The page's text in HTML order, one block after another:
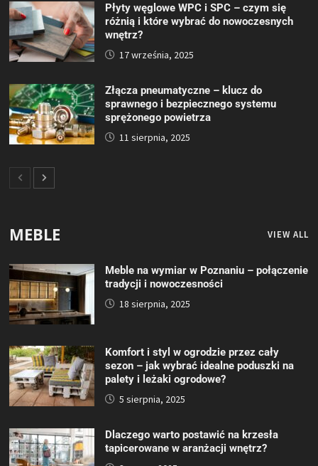
Płyty węglowe WPC i SPC – czym się
różnią i które wybrać do nowoczesnych
wnętrz?
17 września, 2025
Złącza pneumatyczne – klucz do
sprawnego i bezpiecznego systemu
sprężonego powietrza
11 sierpnia, 2025
MEBLE VIEW ALL
Meble na wymiar w Poznaniu – połączenie
tradycji i nowoczesności
18 sierpnia, 2025
Komfort i styl w ogrodzie przez cały
sezon – jak wybrać idealne poduszki na
palety i leżaki ogrodowe?
5 sierpnia, 2025
Dlaczego warto postawić na krzesła
tapicerowane w aranżacji wnętrz?